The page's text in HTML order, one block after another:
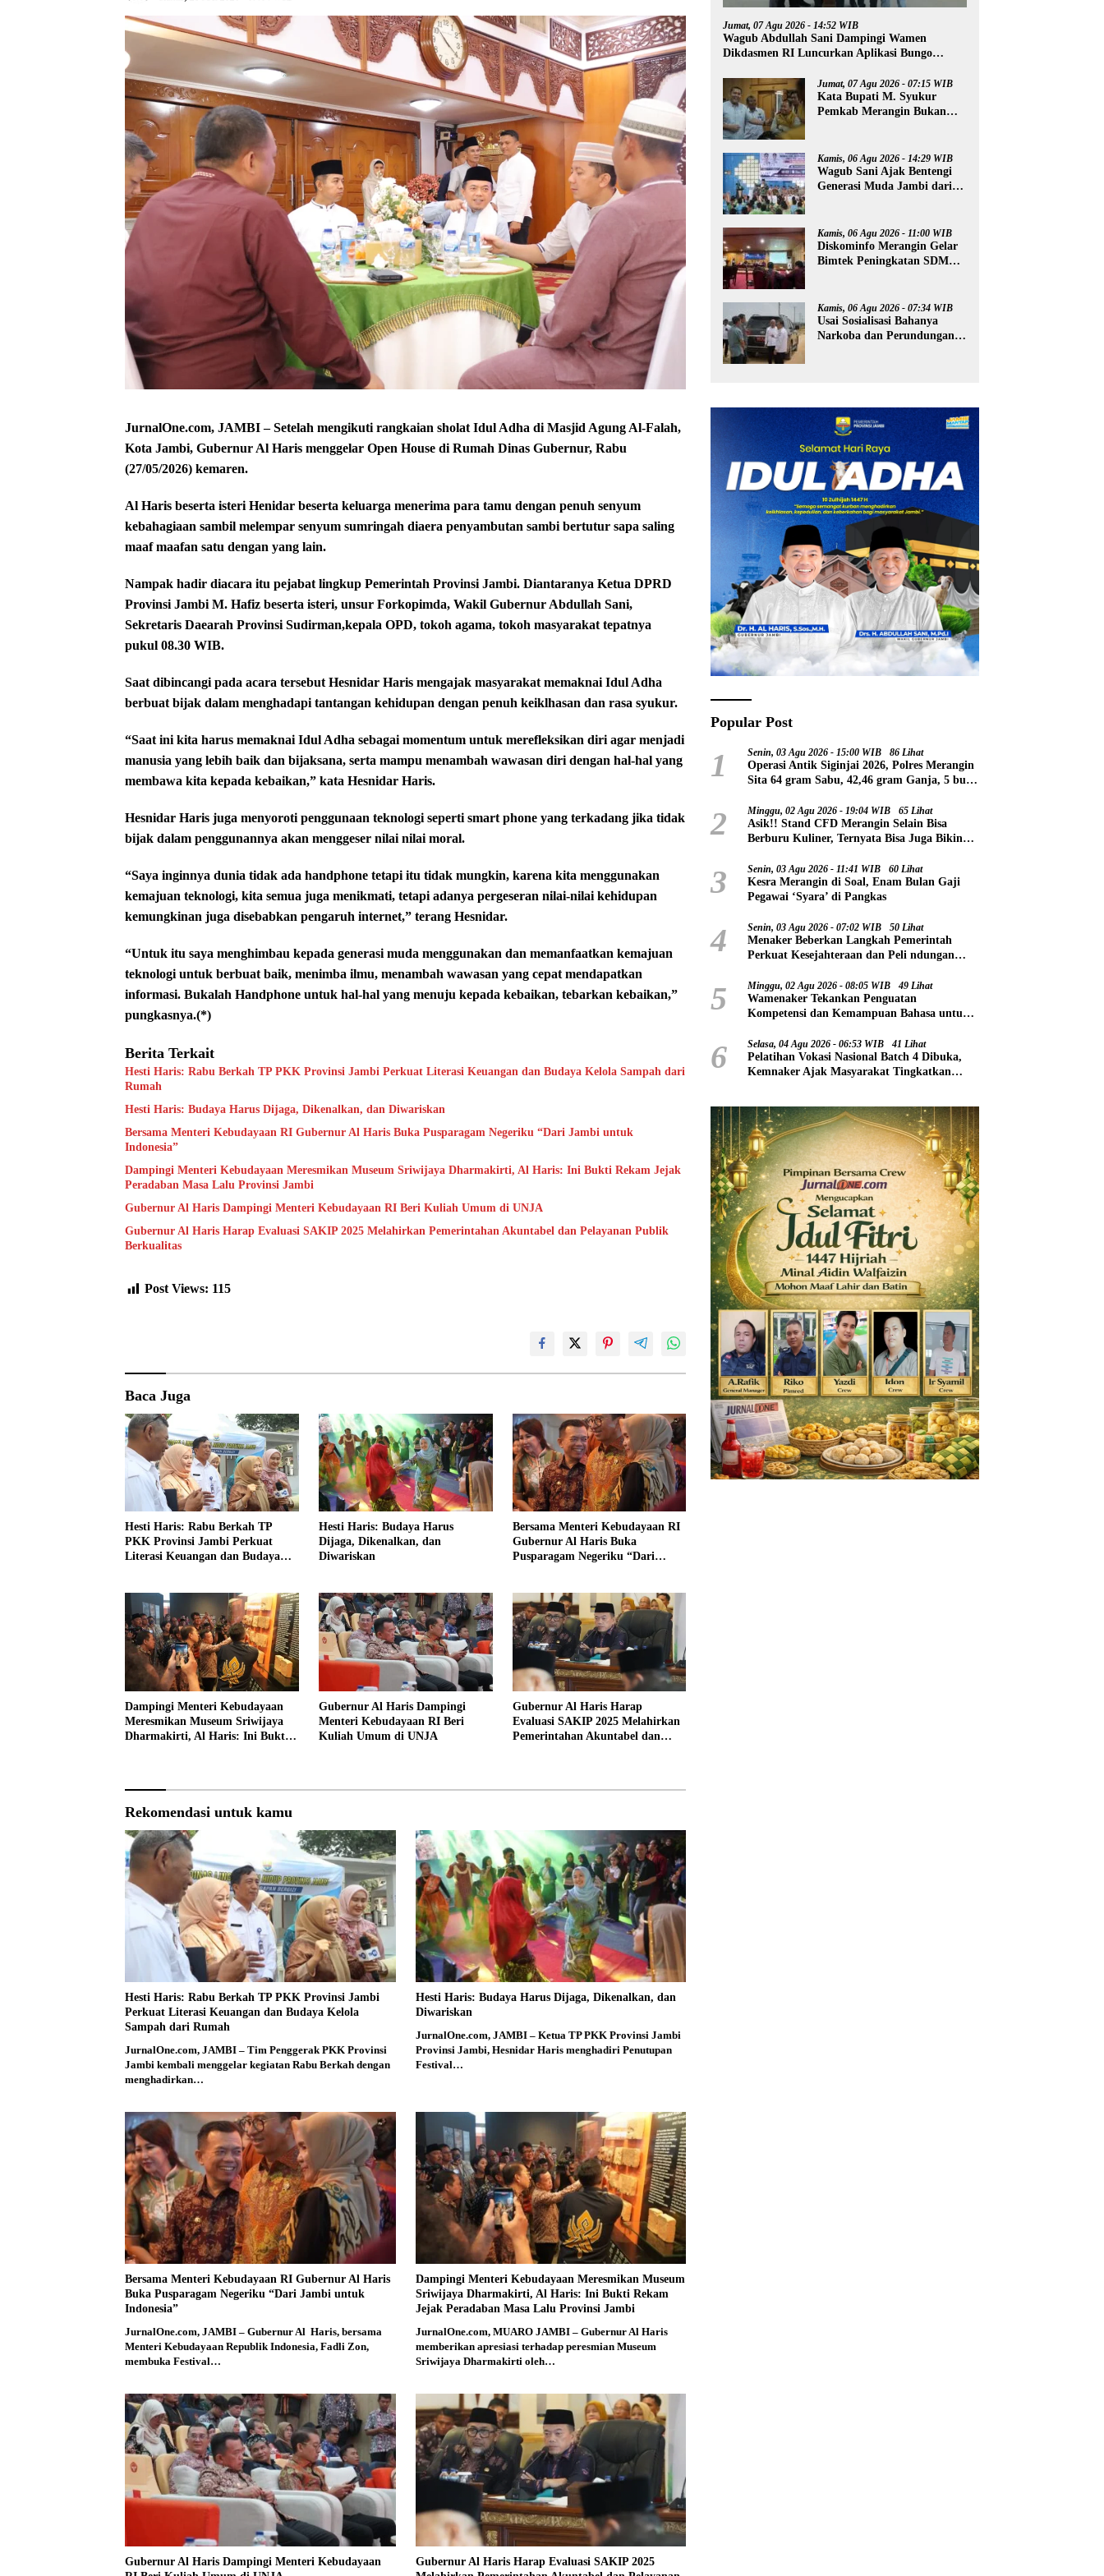
JurnalOne.com, JAMBI – Setelah mengikuti rangkaian sholat Idul Adha di Masjid Agung Al-Falah,
Kota Jambi, Gubernur Al Haris menggelar Open House di Rumah Dinas Gubernur, Rabu
(27/05/2026) kemaren.
Al Haris beserta isteri Henidar beserta keluarga menerima para tamu dengan penuh senyum
kebahagiaan sambil melempar senyum sumringah diaera penyambutan sambi bertutur sapa saling
maaf maafan satu dengan yang lain.
Nampak hadir diacara itu pejabat lingkup Pemerintah Provinsi Jambi. Diantaranya Ketua DPRD
Provinsi Jambi M. Hafiz beserta isteri, unsur Forkopimda, Wakil Gubernur Abdullah Sani,
Sekretaris Daearah Provinsi Sudirman,kepala OPD, tokoh agama, tokoh masyarakat tepatnya
pukul 08.30 WIB.
Saat dibincangi pada acara tersebut Hesnidar Haris mengajak masyarakat memaknai Idul Adha
berbuat bijak dalam menghadapi tantangan kehidupan dengan penuh keiklhasan dan rasa syukur.
“Saat ini kita harus memaknai Idul Adha sebagai momentum untuk merefleksikan diri agar menjadi
manusia yang lebih baik dan bijaksana, serta mampu menambah wawasan diri dengan hal-hal yang
membawa kita kepada kebaikan,” kata Hesnidar Haris.
Hesnidar Haris juga menyoroti penggunaan teknologi seperti smart phone yang terkadang jika tidak
bijak dalam penggunannya akan menggeser nilai nilai moral.
“Saya inginnya dunia tidak ada handphone tetapi itu tidak mungkin, karena kita menggunakan
kemajuan teknologi, kita semua juga menikmati, tetapi adanya pergeseran nilai-nilai kehidupan
kemungkinan juga disebabkan pengaruh internet,” terang Hesnidar.
“Untuk itu saya menghimbau kepada generasi muda menggunakan dan memanfaatkan kemajuan
teknologi untuk berbuat baik, menimba ilmu, menambah wawasan yang cepat mendapatkan
informasi. Bukalah Handphone untuk hal-hal yang menuju kepada kebaikan, tebarkan kebaikan,”
pungkasnya.(*)
Berita Terkait
Hesti Haris: Rabu Berkah TP PKK Provinsi Jambi Perkuat Literasi Keuangan dan Budaya Kelola Sampah dari
Rumah
Hesti Haris: Budaya Harus Dijaga, Dikenalkan, dan Diwariskan
Bersama Menteri Kebudayaan RI Gubernur Al Haris Buka Pusparagam Negeriku “Dari Jambi untuk
Indonesia”
Dampingi Menteri Kebudayaan Meresmikan Museum Sriwijaya Dharmakirti, Al Haris: Ini Bukti Rekam Jejak
Peradaban Masa Lalu Provinsi Jambi
Gubernur Al Haris Dampingi Menteri Kebudayaan RI Beri Kuliah Umum di UNJA
Gubernur Al Haris Harap Evaluasi SAKIP 2025 Melahirkan Pemerintahan Akuntabel dan Pelayanan Publik
Berkualitas
Post Views: 115
Baca Juga
Hesti Haris: Rabu Berkah TP
PKK Provinsi Jambi Perkuat
Literasi Keuangan dan Budaya
Hesti Haris: Budaya Harus
Dijaga, Dikenalkan, dan
Diwariskan
Bersama Menteri Kebudayaan RI
Gubernur Al Haris Buka
Pusparagam Negeriku “Dari
Dampingi Menteri Kebudayaan
Meresmikan Museum Sriwijaya
Dharmakirti, Al Haris: Ini Bukti
Gubernur Al Haris Dampingi
Menteri Kebudayaan RI Beri
Kuliah Umum di UNJA
Gubernur Al Haris Harap
Evaluasi SAKIP 2025 Melahirkan
Pemerintahan Akuntabel dan
Rekomendasi untuk kamu
Hesti Haris: Rabu Berkah TP PKK Provinsi Jambi
Perkuat Literasi Keuangan dan Budaya Kelola
Sampah dari Rumah
JurnalOne.com, JAMBI – Tim Penggerak PKK Provinsi
Jambi kembali menggelar kegiatan Rabu Berkah dengan
menghadirkan…
Hesti Haris: Budaya Harus Dijaga, Dikenalkan, dan
Diwariskan
JurnalOne.com, JAMBI – Ketua TP PKK Provinsi Jambi
Provinsi Jambi, Hesnidar Haris menghadiri Penutupan
Festival…
Bersama Menteri Kebudayaan RI Gubernur Al Haris
Buka Pusparagam Negeriku “Dari Jambi untuk
Indonesia”
JurnalOne.com, JAMBI – Gubernur Al Haris, bersama
Menteri Kebudayaan Republik Indonesia, Fadli Zon,
membuka Festival…
Dampingi Menteri Kebudayaan Meresmikan Museum
Sriwijaya Dharmakirti, Al Haris: Ini Bukti Rekam
Jejak Peradaban Masa Lalu Provinsi Jambi
JurnalOne.com, MUARO JAMBI – Gubernur Al Haris
memberikan apresiasi terhadap peresmian Museum
Sriwijaya Dharmakirti oleh…
Gubernur Al Haris Dampingi Menteri Kebudayaan
Gubernur Al Haris Harap Evaluasi SAKIP 2025
Jumat, 07 Agu 2026 - 14:52 WIB
Wagub Abdullah Sani Dampingi Wamen
Dikdasmen RI Luncurkan Aplikasi Bungo
Jumat, 07 Agu 2026 - 07:15 WIB
Kata Bupati M. Syukur
Pemkab Merangin Bukan
Kamis, 06 Agu 2026 - 14:29 WIB
Wagub Sani Ajak Bentengi
Generasi Muda Jambi dari
Kamis, 06 Agu 2026 - 11:00 WIB
Diskominfo Merangin Gelar
Bimtek Peningkatan SDM
Kamis, 06 Agu 2026 - 07:34 WIB
Usai Sosialisasi Bahanya
Narkoba dan Perundungan,
Popular Post
1 Senin, 03 Agu 2026 - 15:00 WIB 86 Lihat
Operasi Antik Siginjai 2026, Polres Merangin
Sita 64 gram Sabu, 42,46 gram Ganja, 5 butir
2 Minggu, 02 Agu 2026 - 19:04 WIB 65 Lihat
Asik!! Stand CFD Merangin Selain Bisa
Berburu Kuliner, Ternyata Bisa Juga Bikin
3 Senin, 03 Agu 2026 - 11:41 WIB 60 Lihat
Kesra Merangin di Soal, Enam Bulan Gaji
Pegawai ‘Syara’ di Pangkas
4 Senin, 03 Agu 2026 - 07:02 WIB 50 Lihat
Menaker Beberkan Langkah Pemerintah
Perkuat Kesejahteraan dan Peli ndungan
5 Minggu, 02 Agu 2026 - 08:05 WIB 49 Lihat
Wamenaker Tekankan Penguatan
Kompetensi dan Kemampuan Bahasa untuk
6 Selasa, 04 Agu 2026 - 06:53 WIB 41 Lihat
Pelatihan Vokasi Nasional Batch 4 Dibuka,
Kemnaker Ajak Masyarakat Tingkatkan